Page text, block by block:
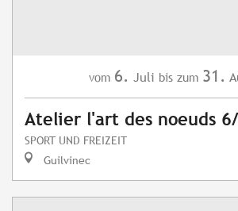
vom 6. Juli bis zum 31.
Atelier l'art des noeuds
SPORT UND FREIZEIT
Guilvinec